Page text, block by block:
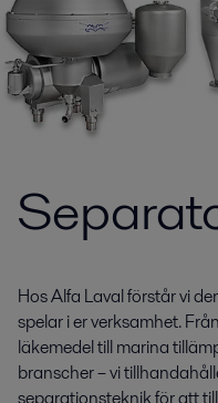
Hos Alfa Laval förstår vi
spelar i er verksamhet.
läkemedel till marina
branscher – vi